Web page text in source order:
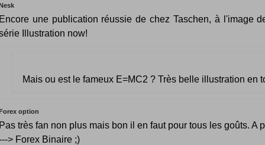
une publication réussie de chez Taschen, à l'image
Illustration now!
Mais ou est le fameux E=MC2 ? Très belle illustration en
option
très fan non plus mais bon il en faut pour tous les goûts. A
> Forex Binaire ;)